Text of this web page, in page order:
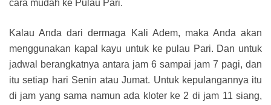
cara mudah ke Pulau Pari.
Kalau Anda dari dermaga Kali Adem, maka Anda akan
menggunakan kapal kayu untuk ke pulau Pari. Dan untuk
jadwal berangkatnya antara jam 6 sampai jam 7 pagi, dan
itu setiap hari Senin atau Jumat. Untuk kepulangannya itu
di jam yang sama namun ada kloter ke 2 di jam 11 siang,